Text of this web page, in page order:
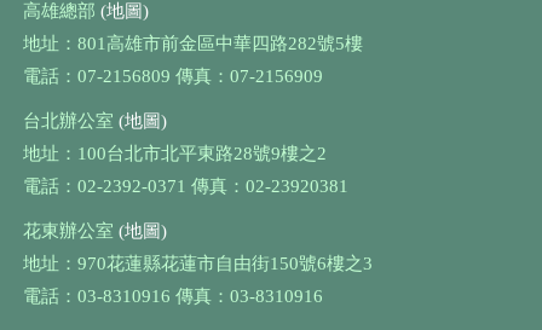
高雄總部 (地圖)
地址：801高雄市前金區中華四路282號5樓
電話：07-2156809 傳真：07-2156909
台北辦公室 (地圖)
地址：100台北市北平東路28號9樓之2
電話：02-2392-0371 傳真：02-23920381
花東辦公室 (地圖)
地址：970花蓮縣花蓮市自由街150號6樓之3
電話：03-8310916 傳真：03-8310916